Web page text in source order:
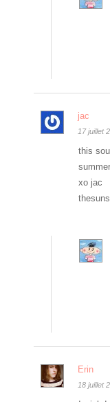
jac
17 juillet
this
xo jac
Erin
18 juillet